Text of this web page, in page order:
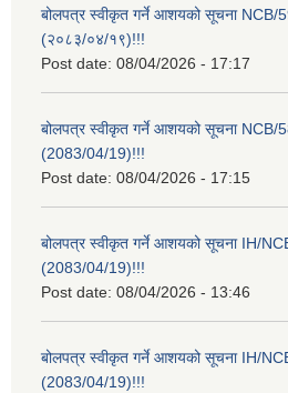
बोलपत्र स्वीकृत गर्ने आशयको सूचना NCB/
(२०८३/०४/१९)!!!
Post date: 08/04/2026 - 17:17
बोलपत्र स्वीकृत गर्ने आशयको सूचना NCB/
(2083/04/19)!!!
Post date: 08/04/2026 - 17:15
बोलपत्र स्वीकृत गर्ने आशयको सूचना IH/
(2083/04/19)!!!
Post date: 08/04/2026 - 13:46
बोलपत्र स्वीकृत गर्ने आशयको सूचना IH/
(2083/04/19)!!!